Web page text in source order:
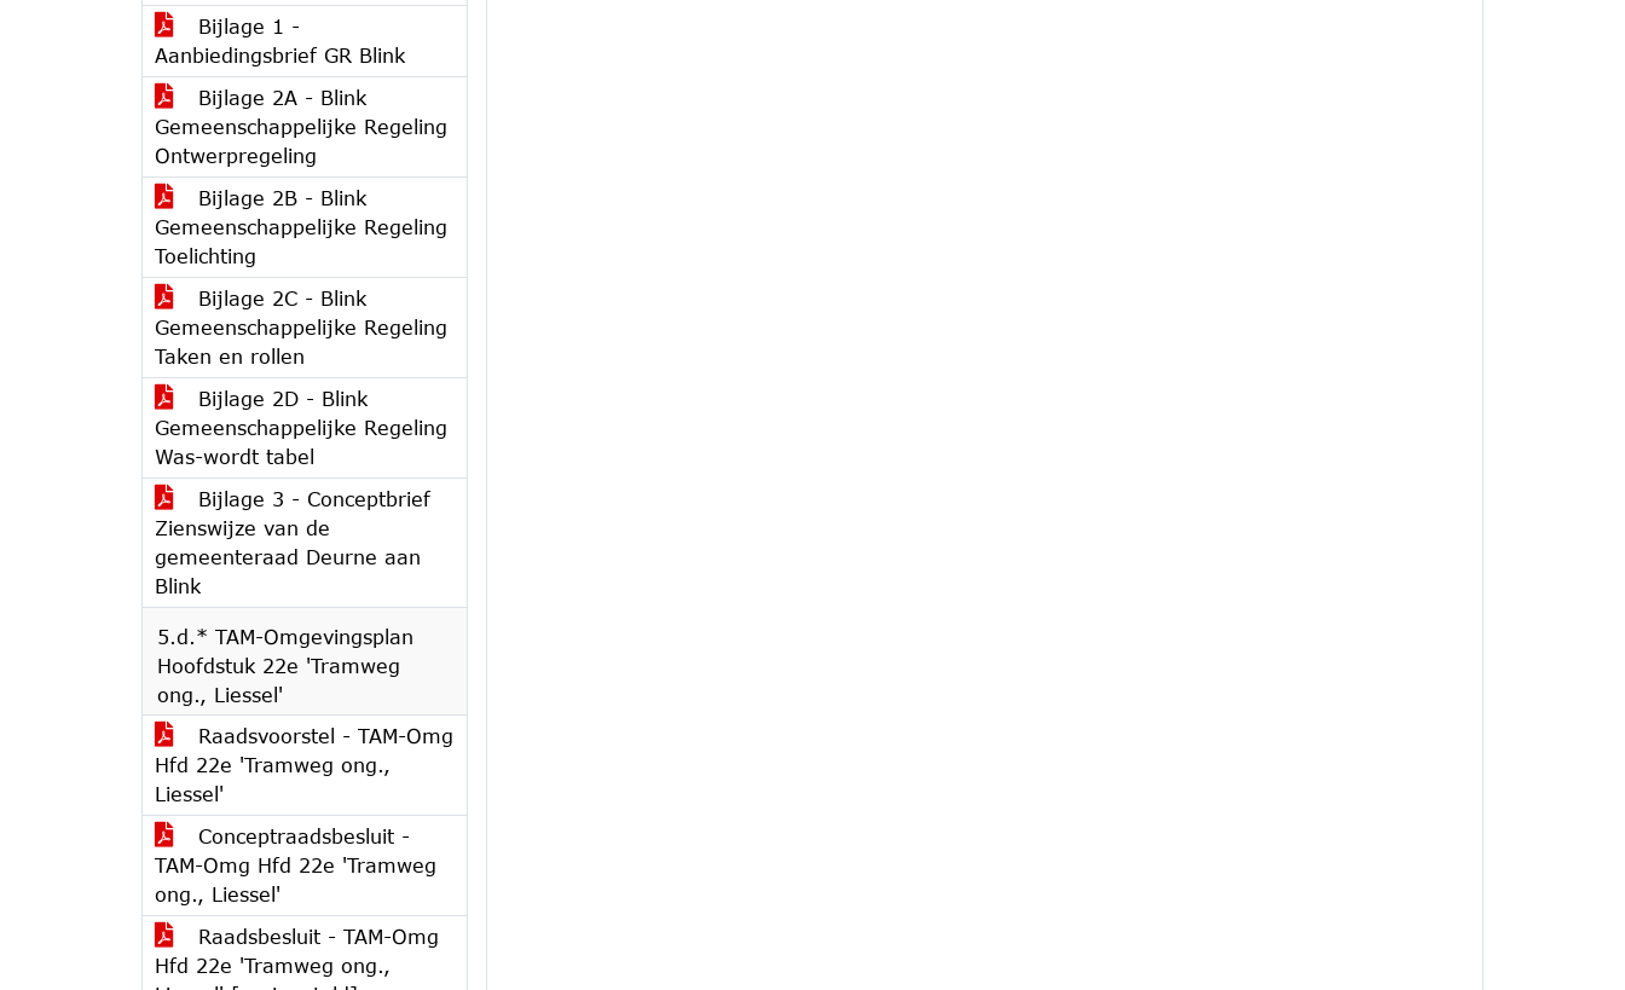
Bijlage 1 -
Aanbiedingsbrief GR Blink
Bijlage 2A - Blink
Gemeenschappelijke Regeling
Ontwerpregeling
Bijlage 2B - Blink
Gemeenschappelijke Regeling
Toelichting
Bijlage 2C - Blink
Gemeenschappelijke Regeling
Taken en rollen
Bijlage 2D - Blink
Gemeenschappelijke Regeling
Was-wordt tabel
Bijlage 3 - Conceptbrief
Zienswijze van de
gemeenteraad Deurne aan
Blink
5.d.* TAM-Omgevingsplan
Hoofdstuk 22e 'Tramweg
ong., Liessel'
Raadsvoorstel - TAM-Omg
Hfd 22e 'Tramweg ong.,
Liessel'
Conceptraadsbesluit -
TAM-Omg Hfd 22e 'Tramweg
ong., Liessel'
Raadsbesluit - TAM-Omg
Hfd 22e 'Tramweg ong.,